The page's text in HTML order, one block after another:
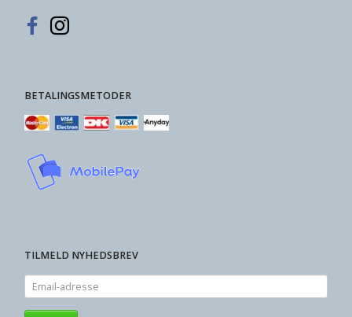
BETALINGSMETODER
TILMELD NYHEDSBREV
Email-
adresse